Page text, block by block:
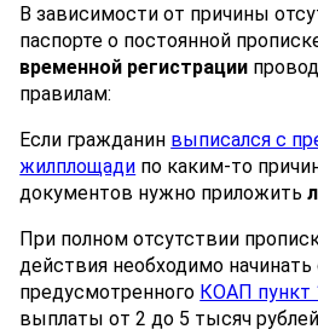
В зависимости от причины
паспорте о постоянной
временной регистрации
правилам:
Если гражданин выписался с
жилплощади по каким-то
документов нужно приложить
При полном отсутствии
действия необходимо
предусмотренного КОАП пункт
выплаты от 2 до 5 тысяч